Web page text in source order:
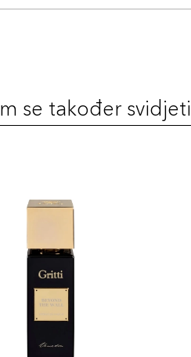
se također svidjeti